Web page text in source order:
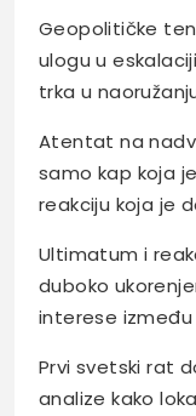
Geopolitičke
ulogu u
trka u
Atentat na
samo kap koja
reakciju koja je
Ultimatum i
duboko
interese između
Prvi svetski rat
analize kako